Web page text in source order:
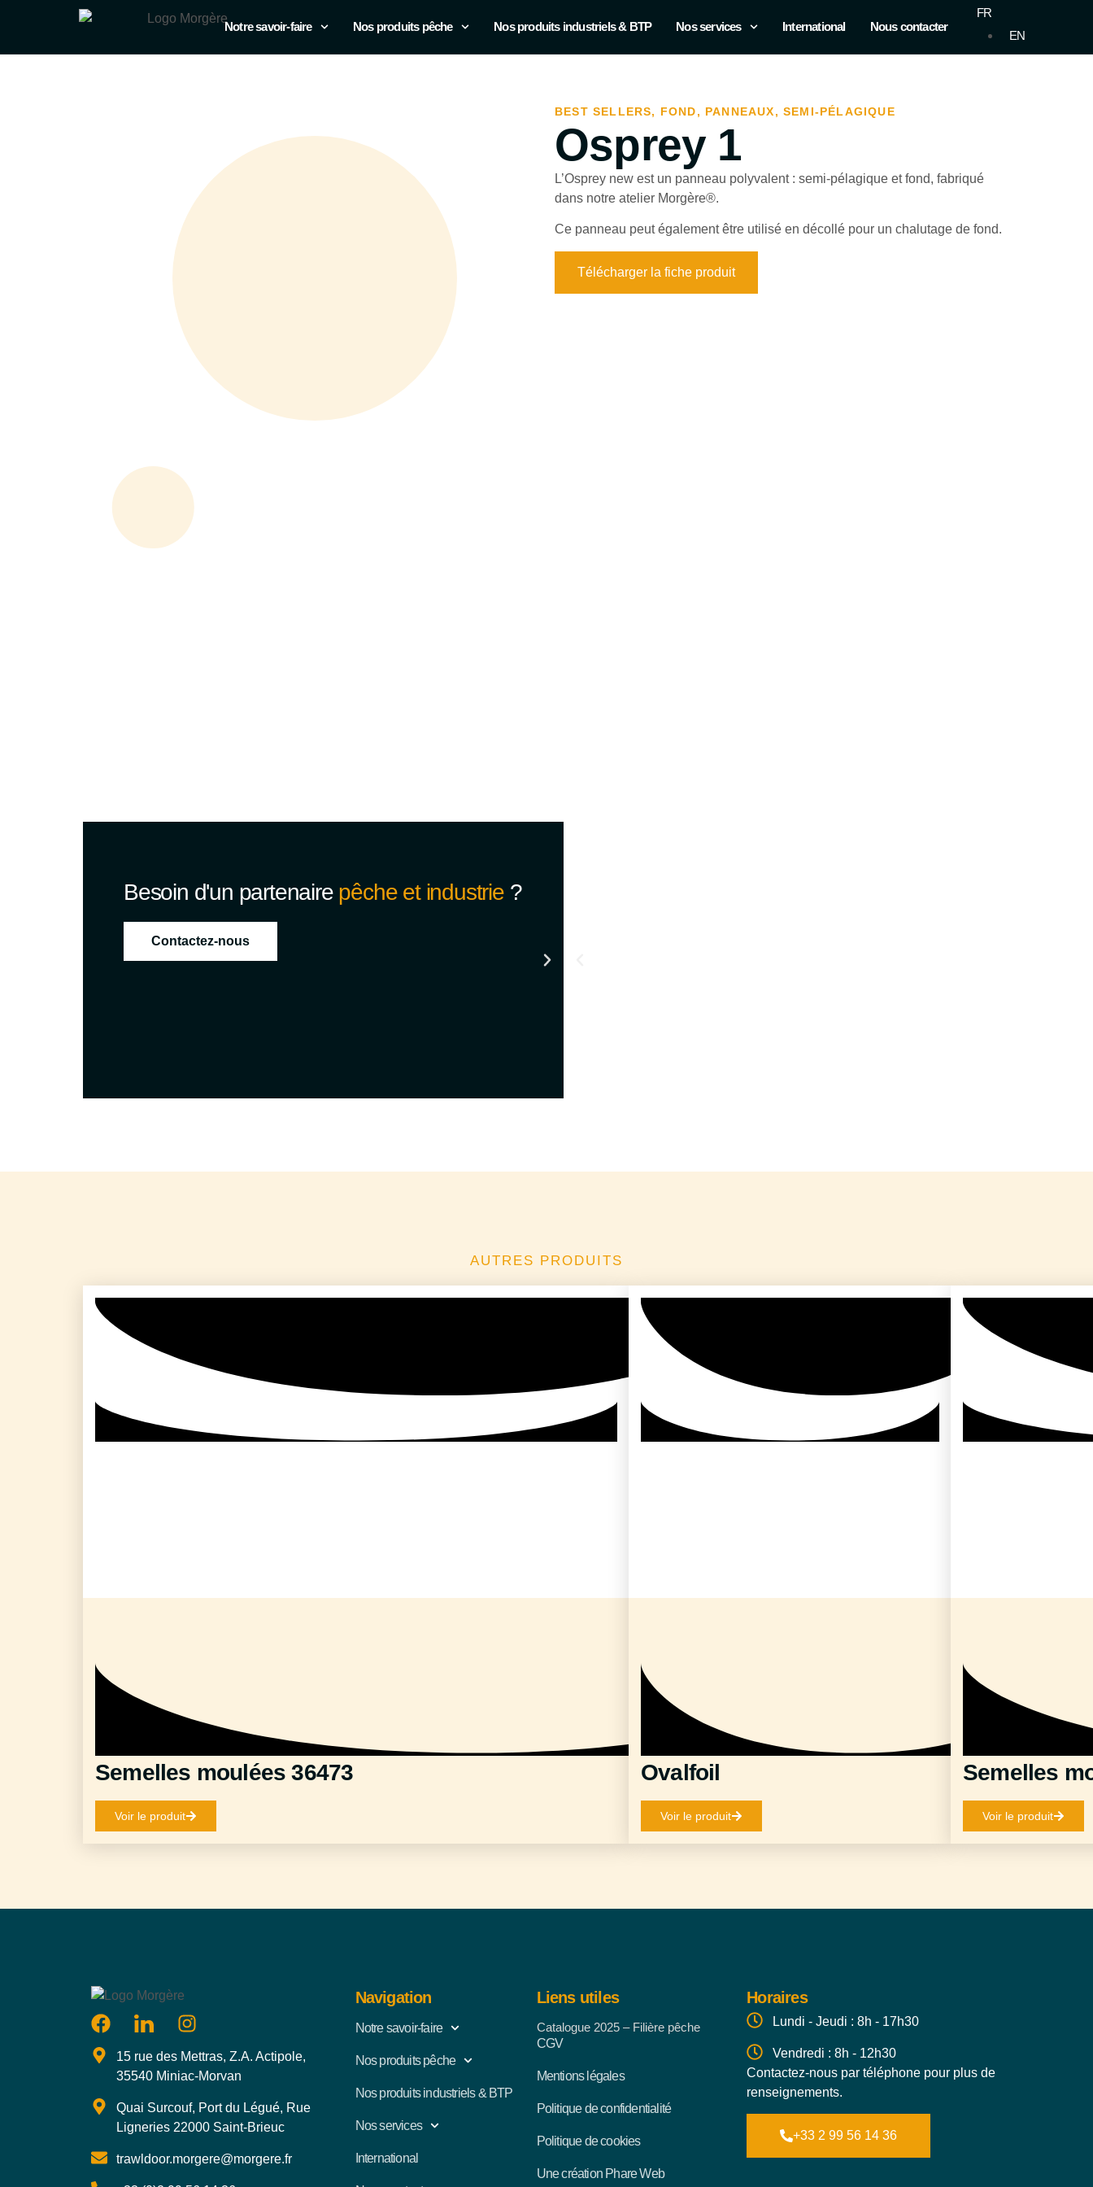
Notre savoir-faire Nos produits pêche Nos produits industriels & BTP Nos services International Nous contacter
FR
EN
BEST SELLERS, FOND, PANNEAUX,SEMI-PÉLAGIQUE
Osprey 1
L’Osprey new est un panneau polyvalent : semi-pélagique et fond, fabriqué
dans notre atelier Morgère®.
Ce panneau peut également être utilisé en décollé pour un chalutage de fond.
Télécharger la fiche produit
Besoin d'un partenaire pêche et industrie?
Contactez-nous
AUTRES PRODUITS
Semelles moulées 36473
Voir le produit
Ovalfoil
Voir le produit
Semelles
Voir le produit
15 rue des Mettras, Z.A. Actipole,
35540 Miniac-Morvan
Quai Surcouf, Port du Légué, Rue
Ligneries 22000 Saint-Brieuc
trawldoor.morgere@morgere.fr
Navigation
Notre savoir-faire
Nos produits pêche
Nos produits industriels & BTP
Nos services
International
Liens utiles
Catalogue 2025 – Filière pêche
CGV
Mentions légales
Politique de confidentialité
Politique de cookies
Une création Phare Web
Horaires
Lundi - Jeudi : 8h - 17h30
Vendredi : 8h - 12h30
Contactez-nous par téléphone pour plus de
renseignements.
+33 2 99 56 14 36